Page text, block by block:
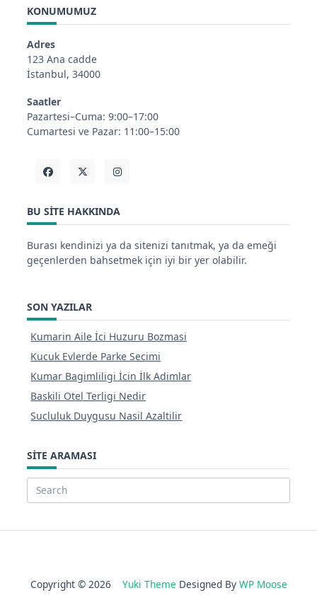
KONUMUMUZ
Adres
123 Ana cadde
İstanbul, 34000
Saatler
Pazartesi–Cuma: 9:00–17:00
Cumartesi ve Pazar: 11:00–15:00
BU SITE HAKKINDA
Burası kendinizi ya da sitenizi tanıtmak, ya da emeği
geçenlerden bahsetmek için iyi bir yer olabilir.
SON YAZILAR
Kumarin Aile İci Huzuru Bozmasi
Kucuk Evlerde Parke Secimi
Kumar Bagimliligi İcin İlk Adimlar
Baskili Otel Terligi Nedir
Sucluluk Duygusu Nasil Azaltilir
SITE ARAMASI
Search
Copyright © 2026 Yuki Theme Designed By WP Moose